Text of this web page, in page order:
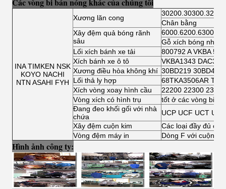
INA TIMKEN NSK
KOYO NACHI
NTN ASAHI FYH
Xương lăn cong
Chân bằng
Xây đệm quả bóng rãnh
sâu
Gỗ xích bóng nhỏ
Lối xích bánh xe tải
800792 A VKBA
Xích bánh xe ô tô
VKBA1343
Xương điều hòa không khí 30BD219 30BD40
Lối thả ly hợp
68TKA3506AR
Xích vòng xoay hình cầu
22200 22300
Vòng xích có hình trụ
tốt ở các vòng bi
Đang đeo khối gối với nhà
chứa
UCP UCF UCT
Xây đệm cuộn kim
Các loại đầy đủ
Vòng đệm máy in
Dòng F với cuộn
Hình ảnh công ty: